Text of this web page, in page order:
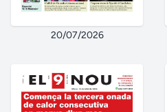
20/07/2026